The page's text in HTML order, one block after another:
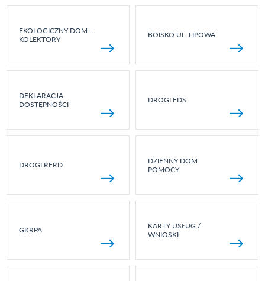
EKOLOGICZNY DOM -
KOLEKTORY
BOISKO UL. LIPOWA
DEKLARACJA
DOSTĘPNOŚCI
DROGI FDS
DROGI RFRD
DZIENNY DOM
POMOCY
GKRPA
KARTY USŁUG /
WNIOSKI